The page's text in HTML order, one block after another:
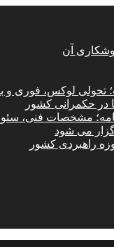
آن
تحولی لوکس، فوری
در حکمرانی کشور
مشخصات فنی، سئو
می شود